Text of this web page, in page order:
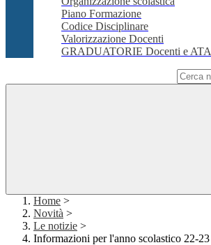
Piano Formazione
Codice Disciplinare
Valorizzazione Docenti
GRADUATORIE Docenti e ATA
Home >
Novità >
Le notizie >
Informazioni per l'anno scolastico 22-23